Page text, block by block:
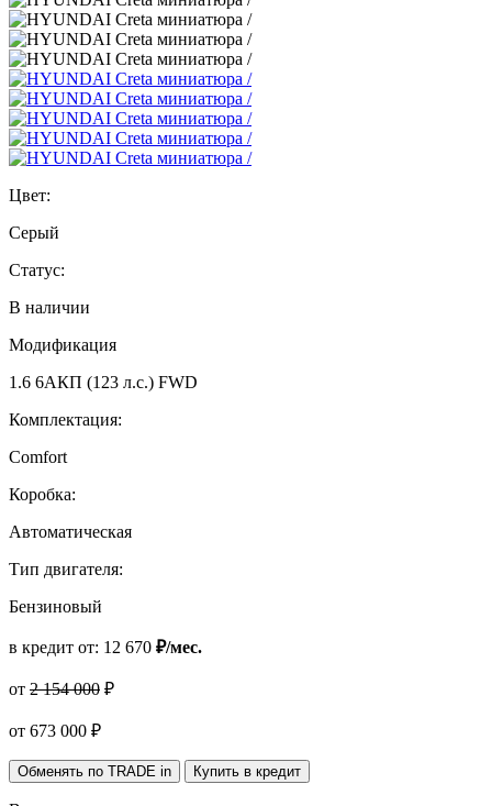
Цвет:
Серый
Статус:
В наличии
Модификация
1.6 6AКП (123 л.с.) FWD
Комплектация:
Comfort
Коробка:
Автоматическая
Тип двигателя:
Бензиновый
в кредит от: 12 670 ₽/мес.
от 2 154 000 ₽
от 673 000 ₽
Обменять по TRADE in Купить в кредит